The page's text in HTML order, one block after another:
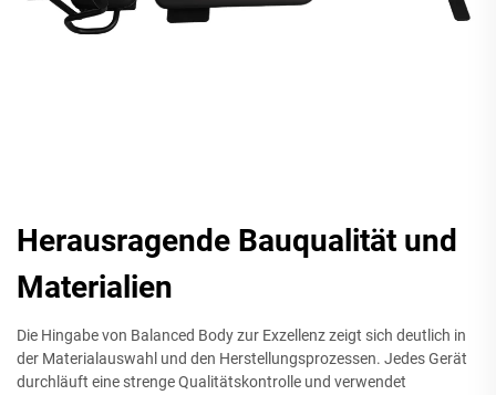
Herausragende Bauqualität und
Materialien
Die Hingabe von Balanced Body zur Exzellenz zeigt sich deutlich in
der Materialauswahl und den Herstellungsprozessen. Jedes Gerät
durchläuft eine strenge Qualitätskontrolle und verwendet